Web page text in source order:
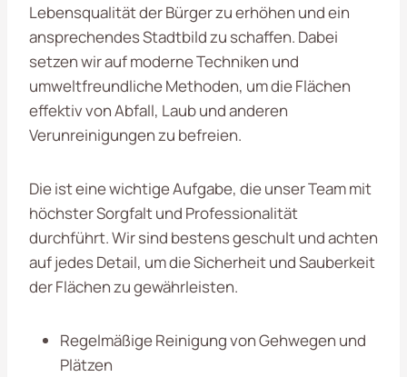
Lebensqualität der Bürger zu erhöhen und ein
ansprechendes Stadtbild zu schaffen. Dabei
setzen wir auf moderne Techniken und
umweltfreundliche Methoden, um die Flächen
effektiv von Abfall, Laub und anderen
Verunreinigungen zu befreien.
Die ist eine wichtige Aufgabe, die unser Team mit
höchster Sorgfalt und Professionalität
durchführt. Wir sind bestens geschult und achten
auf jedes Detail, um die Sicherheit und Sauberkeit
der Flächen zu gewährleisten.
Regelmäßige Reinigung von Gehwegen und
Plätzen